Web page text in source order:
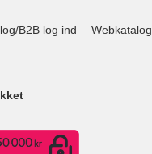
B2B log ind